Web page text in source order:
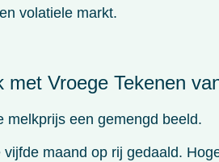
volatiele markt.
Vroege Tekenen
melkprijs een gemengd beeld.
maand op rij gedaald.